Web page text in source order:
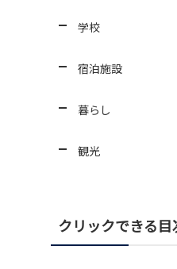
学校
宿泊施設
暮らし
観光
クリックできる目